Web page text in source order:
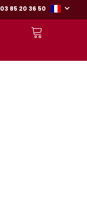
03 85 20 36 50